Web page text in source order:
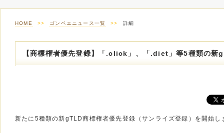
HOME >> ゴンベエニュース一覧 >> 詳細
【商標権者優先登録】「.click」、「.diet」等5種類の新
新たに5種類の新gTLD商標権者優先登録（サンライズ登録）を開始し